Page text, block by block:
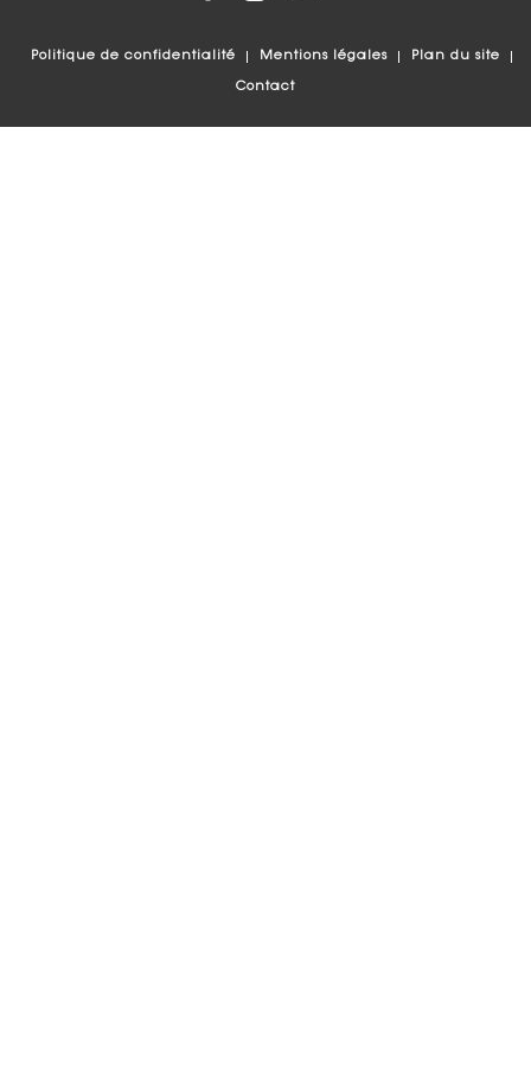
Politique de confidentialité Mentions légales Plan du site
Contact